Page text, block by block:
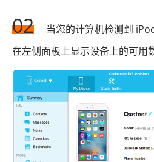
02
当您的计算机检测到
在左侧面板上显示设备上的可用